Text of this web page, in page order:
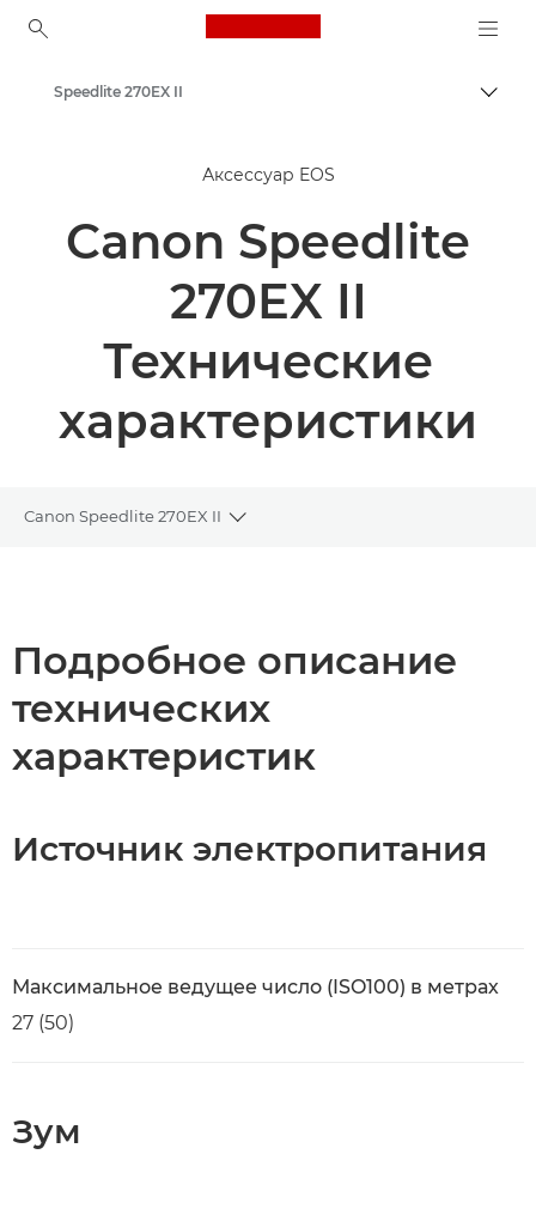
Canon Logo, back to
Speedlite 270EX II
Аксессуар EOS
Canon Speedlite
270EX II
Технические
характеристики
Canon Speedlite 270EX II
Toggle breadcrumbs
Подробное описание
технических
характеристик
Источник электропитания
Максимальное ведущее число (ISO100) в метрах
27 (50)
Зум